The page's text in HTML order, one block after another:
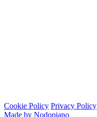
Cookie Policy Privacy Policy
Made by Nodopiano